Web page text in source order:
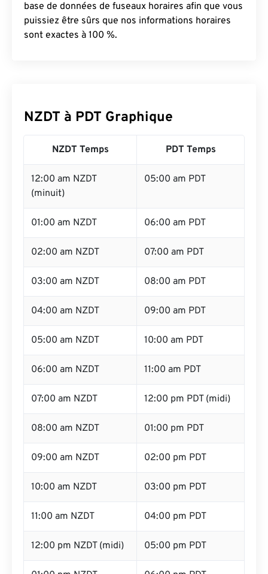
base de données de fuseaux horaires afin que vous
puissiez être sûrs que nos informations horaires
sont exactes à 100 %.
NZDT à PDT Graphique
NZDT Temps PDT Temps
12:00 am NZDT
(minuit)
05:00 am PDT
01:00 am NZDT 06:00 am PDT
02:00 am NZDT 07:00 am PDT
03:00 am NZDT 08:00 am PDT
04:00 am NZDT 09:00 am PDT
05:00 am NZDT 10:00 am PDT
06:00 am NZDT 11:00 am PDT
07:00 am NZDT 12:00 pm PDT (midi)
08:00 am NZDT 01:00 pm PDT
09:00 am NZDT 02:00 pm PDT
10:00 am NZDT 03:00 pm PDT
11:00 am NZDT 04:00 pm PDT
12:00 pm NZDT (midi) 05:00 pm PDT